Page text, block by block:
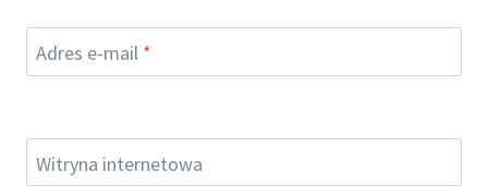
Adres e-mail *
Witryna internetowa